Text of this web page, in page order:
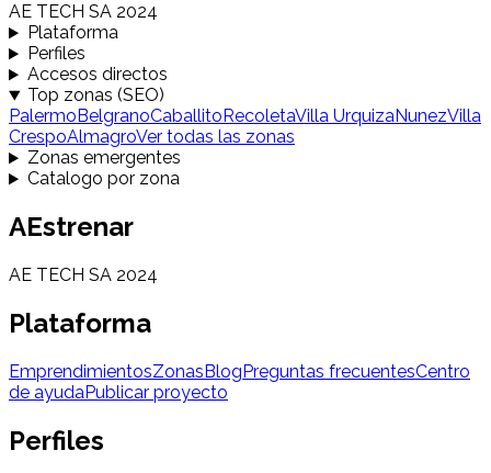
AE TECH SA 2024
Plataforma
Perfiles
Accesos directos
Top zonas (SEO)
Palermo BelgranoCaballito RecoletaVilla UrquizaNunezVilla
CrespoAlmagroVer todas las zonas
Zonas emergentes
Catalogo por zona
AEstrenar
AE TECH SA 2024
Plataforma
EmprendimientosZonasBlogPreguntas frecuentesCentro
de ayudaPublicar proyecto
Perfiles